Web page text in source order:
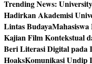
Trending News:
Hadirkan Akademisi
Lintas Budaya
Kajian Film Kontekstual
Beri Literasi Digital
HoaksKomunikasi Undip